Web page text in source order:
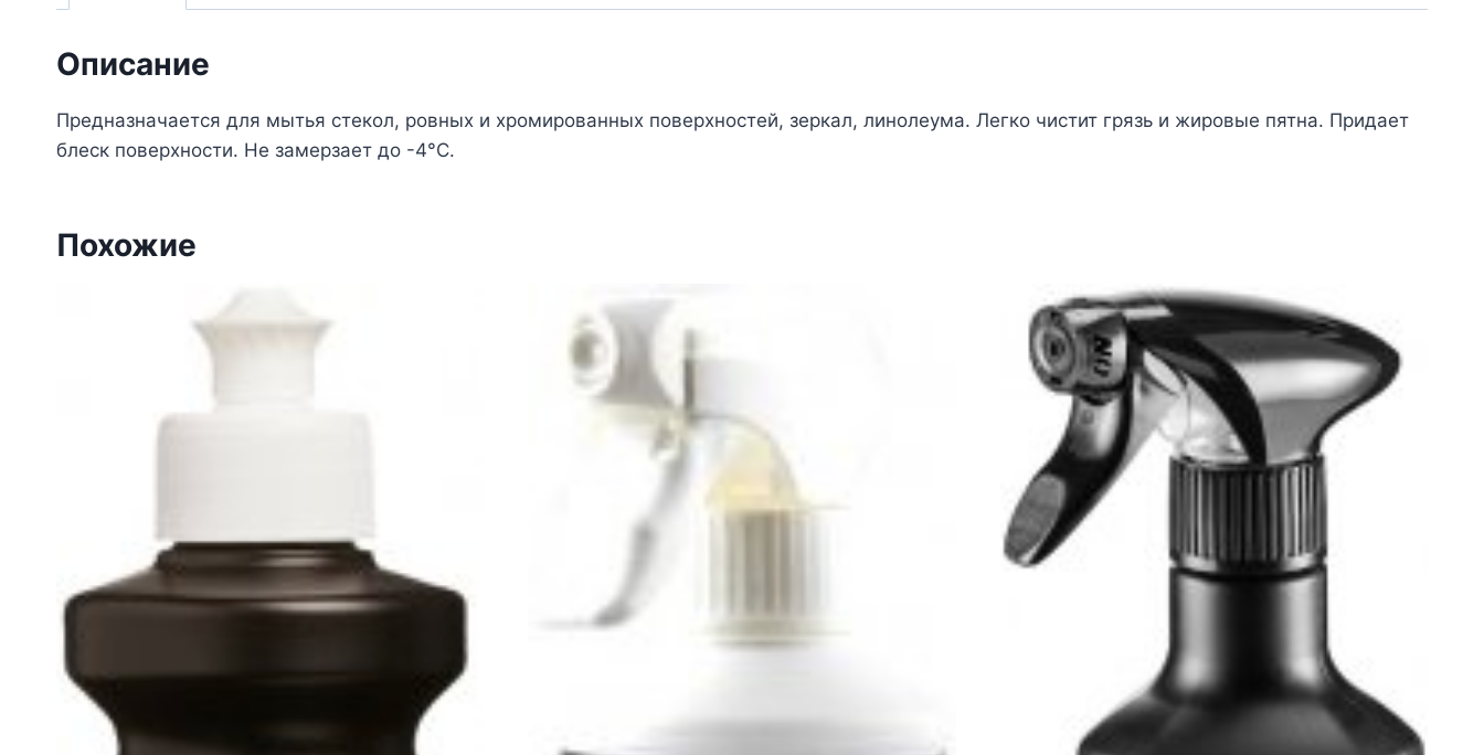
Описание
Предназначается для мытья стекол, ровных и хромированных поверхностей, зеркал, линолеума. Легко чистит грязь и жировые пятна. Придает
блеск поверхности. Нe замерзает до -4°C.
Похожие